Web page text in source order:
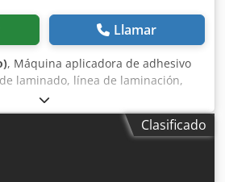
Llamar
, Máquina aplicadora de adhesivo
laminado, línea de laminación,
máquina de recubrimiento. -
aplicadora de adhesivo,
tipo 36 -Ancho de trabajo:
Adisr -Diámetro de los rodillos:
x 1300 mm / Ø85 x 1300 mm -
Clasificado